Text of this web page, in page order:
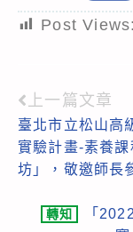
Post Views:
Read
more
articles
上一篇文章
臺北市立松山高
實驗計畫-素養
坊」，敬邀師長
轉知
「